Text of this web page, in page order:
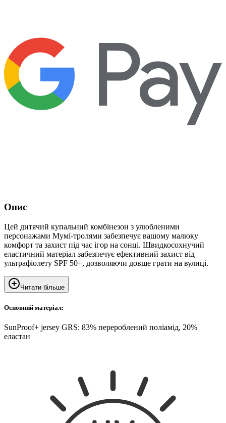
Опис
Цей дитячий купальний комбінезон з улюбленими
персонажами Мумі-тролями забезпечує вашому малюку
комфорт та захист під час ігор на сонці. Швидкосохнучий
еластичний матеріал забезпечує ефективний захист від
ультрафіолету SPF 50+, дозволяючи довше грати на вулиці.
Читати більше
Основний матеріал:
SunProof+ jersey GRS: 83% перероблений поліамід, 20%
еластан